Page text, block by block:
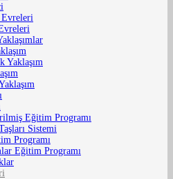
Yaklaşım
Eğitim Programı
Sistemi
Programı
Eğitim Programı